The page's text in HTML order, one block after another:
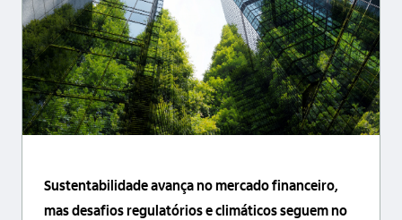
Sustentabilidade avança no mercado financeiro,
mas desafios regulatórios e climáticos seguem no